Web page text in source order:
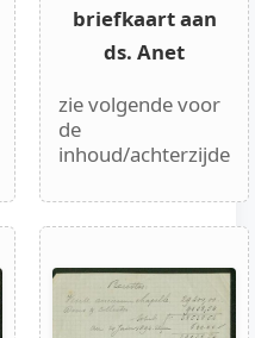
briefkaart aan
ds. Anet
zie volgende voor
de
inhoud/achterzijde